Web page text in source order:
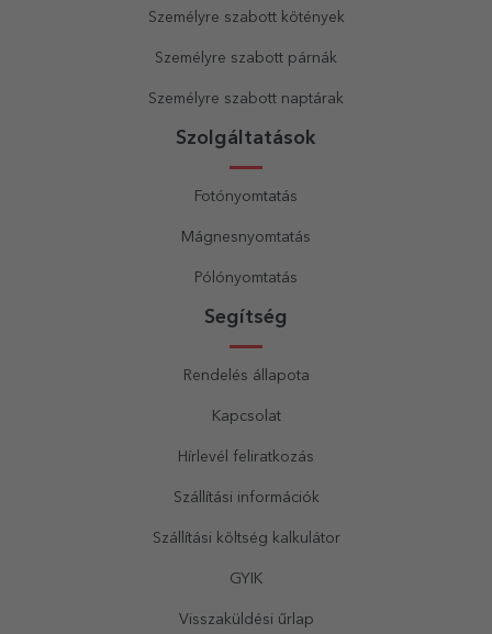
Személyre szabott kötények
Személyre szabott párnák
Személyre szabott naptárak
Szolgáltatások
Fotónyomtatás
Mágnesnyomtatás
Pólónyomtatás
Segítség
Rendelés állapota
Kapcsolat
Hírlevél feliratkozás
Szállítási információk
Szállítási költség kalkulátor
GYIK
Visszaküldési űrlap